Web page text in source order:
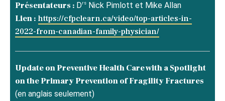
Présentateurs : Drs Nick Pimlott et Mike Allan
Lien : https://cfpclearn.ca/video/top-articles-in-
2022-from-canadian-family-physician/
Update on Preventive Health Care with a Spotlight
on the Primary Prevention of Fragility Fractures
(en anglais seulement)